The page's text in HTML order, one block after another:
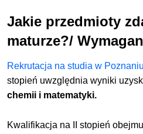
Jakie przedmioty
maturze?/
Rekrutacja na studia w Poznaniu
stopień uwzględnia wyniki
chemii i matematyki.
Kwalifikacja na II stopień